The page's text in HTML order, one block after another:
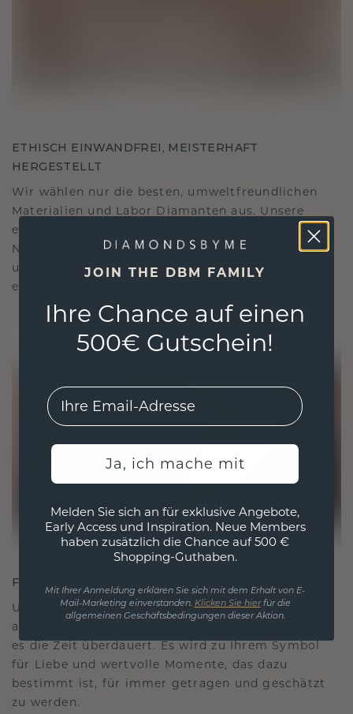
ETHISCH EINWANDFREI, MEISTERHAFT
HERGESTELLT
Wir wählen nur die besten, umweltfreundlichen
Materialien und Labor Diamanten aus. Unsere
erfahrenen Goldschmiede verbinden
Nachhaltigkeit mit beispielloser Handwerkskunst
und stellen so sicher, dass Ihr Schmuck ebenso
ethisch wie exquisit ist.
FÜR VERBINDUNGEN GESCHAFFEN
Unsere Designphilosophie ist auf Verbindung
ausgelegt, wobei jedes Stück so gestaltet ist, dass
es die Zeit überdauert. Es wird zu Ihrem Symbol
für Liebe und wertvolle Momente, das dazu
bestimmt ist, für immer getragen und geschätzt
zu werden.
JOIN THE DBM FAMILY
Ihre Chance auf einen
500€ Gutschein!
EMail
Ja, ich mache mit
Melden Sie sich an für exklusive Angebote,
Early Access und Inspiration. Neue Members
haben zusätzlich die Chance auf 500 €
Shopping-Guthaben.
Mit Ihrer Anmeldung erklären Sie sich mit dem Erhalt von E-
Mail-Marketing einverstanden. Klicken Sie hierfür die
allgemeinen Geschäftsbedingungen dieser Aktion.